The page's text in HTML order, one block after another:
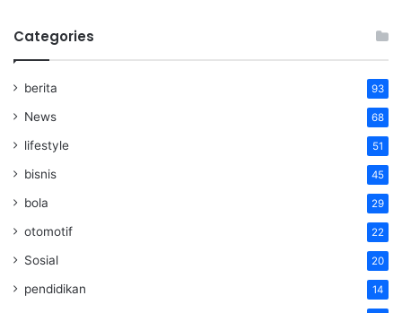
Categories
berita 93
News 68
lifestyle 51
bisnis 45
bola 29
otomotif 22
Sosial 20
pendidikan 14